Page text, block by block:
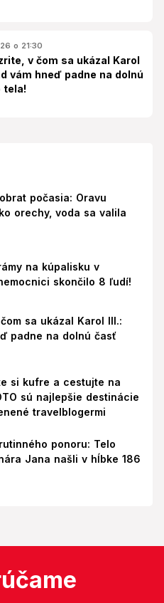
o 21:30
v čom sa ukázal Karol
vám hneď padne na dolnú
tela!
počasia: Oravu
orechy, voda sa valila
na kúpalisku v
skončilo 8 ľudí!
sa ukázal Karol III.:
padne na dolnú časť
si kufre a cestujte na
sú najlepšie destinácie
travelblogermi
ponoru: Telo
Jana našli v hĺbke 186